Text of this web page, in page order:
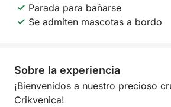
Parada para bañarse
Se admiten mascotas a bordo
Sobre la experiencia
¡Bienvenidos a nuestro precioso
Crikvenica!